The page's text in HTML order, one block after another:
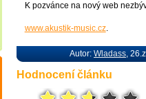
K pozvánce na nový web
www.akustik-music.cz.
Autor: Wladass ,
Hodnocení článku